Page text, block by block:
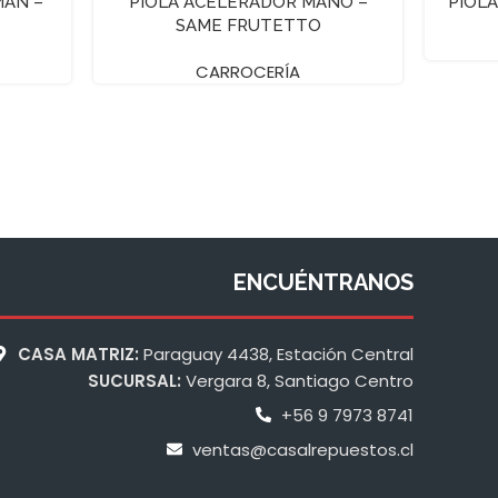
SAME FRUTETTO
CARROCERÍA
ENCUÉNTRANOS
CASA MATRIZ: Paraguay 4438, Estación Central
SUCURSAL: Vergara 8, Santiago Centro
+56 9 7973 8741
ventas@casalrepuestos.cl